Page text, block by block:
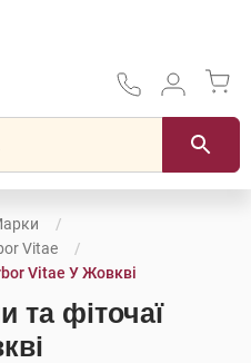
Vitae
Vitae У Жовкві
та фіточаї